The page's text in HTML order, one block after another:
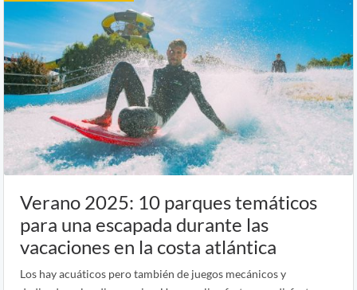
Verano 2025: 10 parques temáticos
para una escapada durante las
vacaciones en la costa atlántica
Los hay acuáticos pero también de juegos mecánicos y